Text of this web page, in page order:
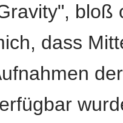
bloß
dass